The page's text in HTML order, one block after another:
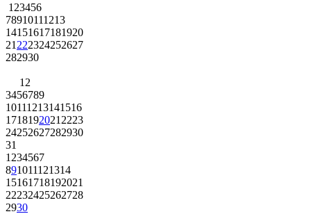
1 23456
78910111213
14151617181920
21 222324252627
282930
1 2
3456789
10111213141516
1718192021 2223
24252627282930
31
1 234567
891011121314
15161718192021
22232425262728
2930